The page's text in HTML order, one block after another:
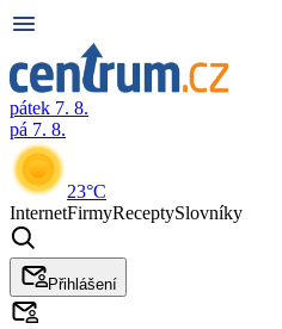
pátek 7. 8.
pá 7. 8.
23°C
InternetFirmyReceptySlovníky
Přihlášení